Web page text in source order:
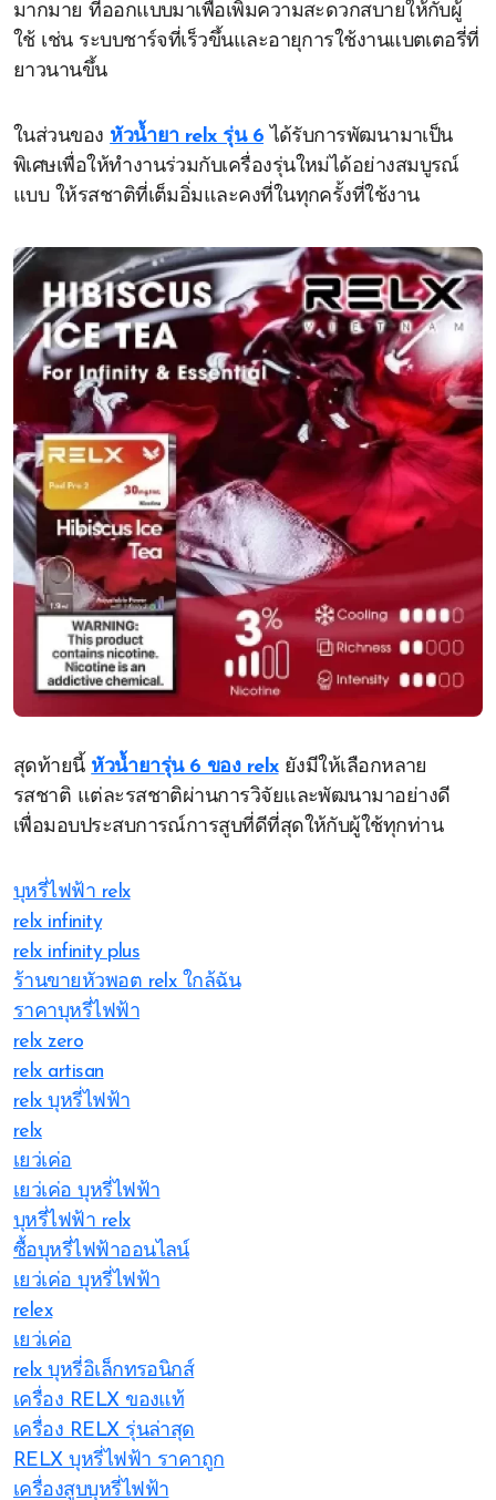
มากมาย ที่ออกแบบมาเพื่อเพิ่มความสะดวกสบายให้กับผู้
ใช้ เช่น ระบบชาร์จที่เร็วขึ้นและอายุการใช้งานแบตเตอรี่ที่
ยาวนานขึ้น
ในส่วนของ หัวน้ำยา relx รุ่น 6 ได้รับการพัฒนามาเป็น
พิเศษเพื่อให้ทำงานร่วมกับเครื่องรุ่นใหม่ได้อย่างสมบูรณ์
แบบ ให้รสชาติที่เต็มอิ่มและคงที่ในทุกครั้งที่ใช้งาน
สุดท้ายนี้ หัวน้ำยารุ่น 6 ของ relxยังมีให้เลือกหลาย
รสชาติ แต่ละรสชาติผ่านการวิจัยและพัฒนามาอย่างดี
เพื่อมอบประสบการณ์การสูบที่ดีที่สุดให้กับผู้ใช้ทุกท่าน
บุหรี่ไฟฟ้า relx
relx infinity
relx infinity plus
ร้านขายหัวพอต relx ใกล้ฉัน
ราคาบุหรี่ไฟฟ้า
relx zero
relx artisan
relx บุหรี่ไฟฟ้า
relx
เยว่เค่อ
เยว่เค่อ บุหรี่ไฟฟ้า
บุหรี่ไฟฟ้า relx
ซื้อบุหรี่ไฟฟ้าออนไลน์
เยว่เค่อ บุหรี่ไฟฟ้า
relex
เยว่เค่อ
relx บุหรี่อิเล็กทรอนิกส์
เครื่อง RELX ของแท้
เครื่อง RELX รุ่นล่าสุด
RELX บุหรี่ไฟฟ้า ราคาถูก
เครื่องสูบบุหรี่ไฟฟ้า